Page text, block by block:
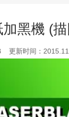
黑機 (
更新时间：